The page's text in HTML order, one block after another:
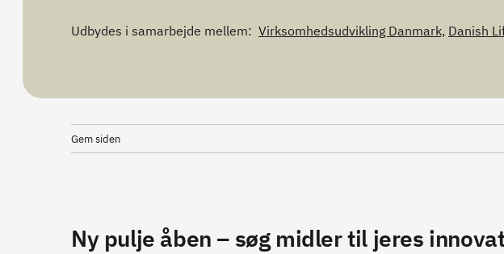
Udbydes i samarbejde mellem: Virksomhedsudvikling Danmark, Danish
Gem siden
Ny pulje åben – søg midler til jeres